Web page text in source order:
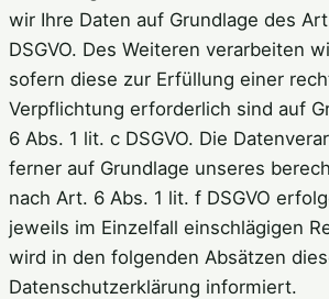
wir Ihre Daten auf Grundlage des
DSGVO. Des Weiteren verarbeiten
sofern diese zur Erfüllung einer
Verpflichtung erforderlich sind auf
6 Abs. 1 lit. c DSGVO. Die
ferner auf Grundlage unseres
nach Art. 6 Abs. 1 lit. f DSGVO
jeweils im Einzelfall einschlägigen
wird in den folgenden Absätzen
Datenschutzerklärung informiert.